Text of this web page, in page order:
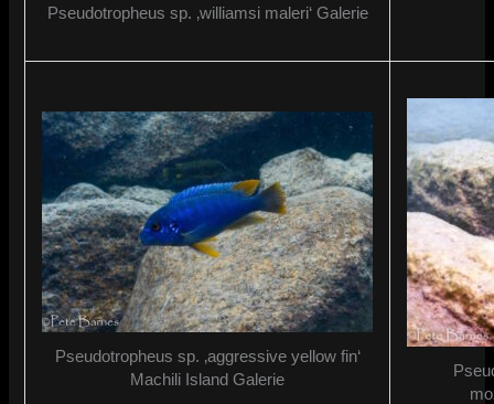
Pseudotropheus sp. ‚williamsi maleri‘ Galerie
Pseudotropheus sp. ‚aggressive yellow fin‘
Machili Island Galerie